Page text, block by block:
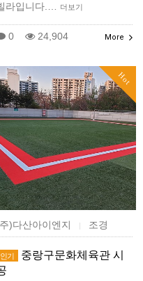
라입니다.…
더보기
0 24,904 More
Hot
)다산아이엔지 | 조경
인기
중랑구문화체육관 시